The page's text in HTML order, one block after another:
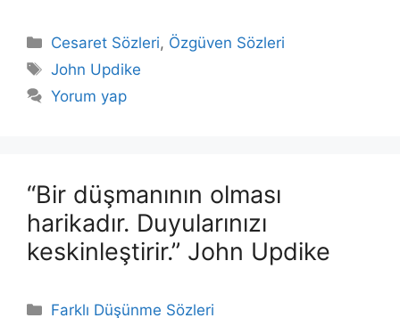
Kategoriler
Cesaret Sözleri, Özgüven Sözleri
Etiketler
John Updike
Yorum yap
“Bir düşmanının olması
harikadır. Duyularınızı
keskinleştirir.” John Updike
Kategoriler
Farklı Düşünme Sözleri